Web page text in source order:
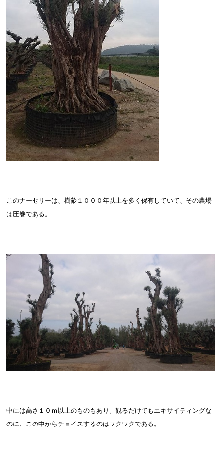
このナーセリーは、樹齢１０００年以上を多く保有していて、その農場
は圧巻である。
中には高さ１０ｍ以上のものもあり、観るだけでもエキサイティングな
のに、この中からチョイスするのはワクワクである。